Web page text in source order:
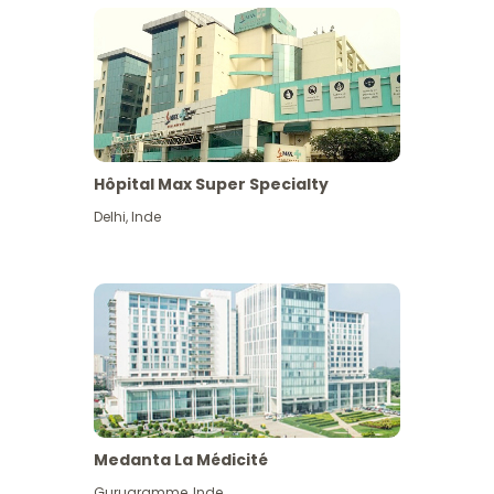
Hôpital Max Super Specialty
Delhi,Inde
Medanta La Médicité